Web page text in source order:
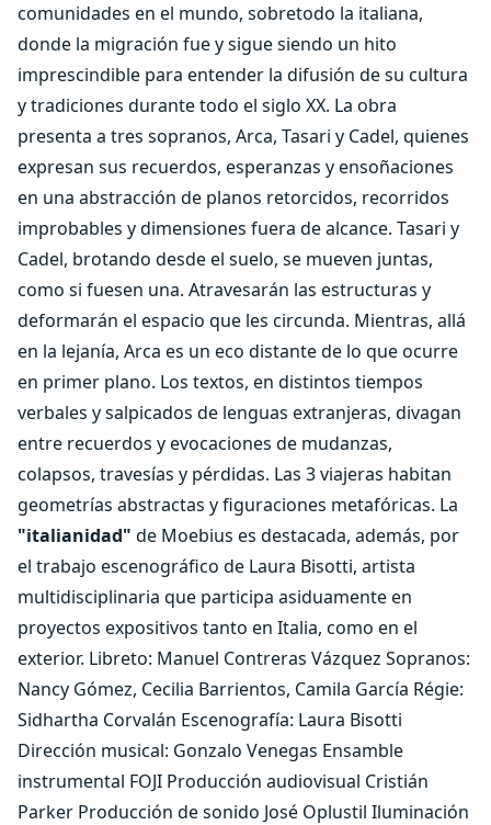
comunidades en el mundo, sobretodo la italiana,
donde la migración fue y sigue siendo un hito
imprescindible para entender la difusión de su cultura
y tradiciones durante todo el siglo XX. La obra
presenta a tres sopranos, Arca, Tasari y Cadel, quienes
expresan sus recuerdos, esperanzas y ensoñaciones
en una abstracción de planos retorcidos, recorridos
improbables y dimensiones fuera de alcance. Tasari y
Cadel, brotando desde el suelo, se mueven juntas,
como si fuesen una. Atravesarán las estructuras y
deformarán el espacio que les circunda. Mientras, allá
en la lejanía, Arca es un eco distante de lo que ocurre
en primer plano. Los textos, en distintos tiempos
verbales y salpicados de lenguas extranjeras, divagan
entre recuerdos y evocaciones de mudanzas,
colapsos, travesías y pérdidas. Las 3 viajeras habitan
geometrías abstractas y figuraciones metafóricas. La
"italianidad" de Moebius es destacada, además, por
el trabajo escenográfico de Laura Bisotti, artista
multidisciplinaria que participa asiduamente en
proyectos expositivos tanto en Italia, como en el
exterior. Libreto: Manuel Contreras Vázquez Sopranos:
Nancy Gómez, Cecilia Barrientos, Camila García Régie:
Sidhartha Corvalán Escenografía: Laura Bisotti
Dirección musical: Gonzalo Venegas Ensamble
instrumental FOJI Producción audiovisual Cristián
Parker Producción de sonido José Oplustil Iluminación